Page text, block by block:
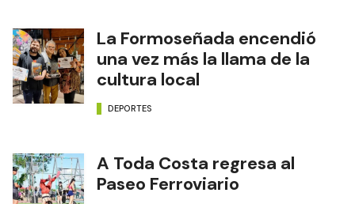
La Formoseñada encendió
una vez más la llama de la
cultura local
DEPORTES
A Toda Costa regresa al
Paseo Ferroviario